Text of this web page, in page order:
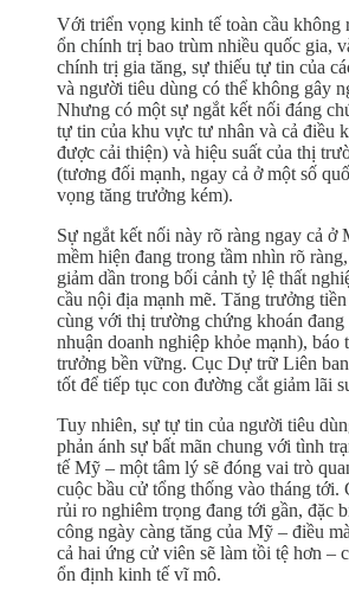
Với triển vọng kinh tế toàn cầu không
ổn chính trị bao trùm nhiều quốc gia,
chính trị gia tăng, sự thiếu tự tin của
và người tiêu dùng có thể không gây
Nhưng có một sự ngắt kết nối đáng
tự tin của khu vực tư nhân và cả điều
được cải thiện) và hiệu suất của thị
(tương đối mạnh, ngay cả ở một số
vọng tăng trưởng kém).
Sự ngắt kết nối này rõ ràng ngay cả ở
mềm hiện đang trong tầm nhìn rõ
giảm dần trong bối cảnh tỷ lệ thất
cầu nội địa mạnh mẽ. Tăng trưởng
cùng với thị trường chứng khoán đang
nhuận doanh nghiệp khỏe mạnh), báo
trưởng bền vững. Cục Dự trữ Liên
tốt để tiếp tục con đường cắt giảm lãi
Tuy nhiên, sự tự tin của người tiêu
phản ánh sự bất mãn chung với tình
tế Mỹ – một tâm lý sẽ đóng vai trò
cuộc bầu cử tổng thống vào tháng tới.
rủi ro nghiêm trọng đang tới gần, đặc
công ngày càng tăng của Mỹ – điều
cả hai ứng cử viên sẽ làm tồi tệ hơn –
ổn định kinh tế vĩ mô.